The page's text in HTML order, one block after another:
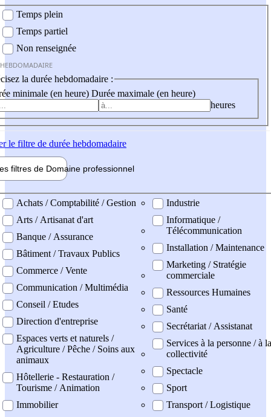
Temps plein
Temps partiel
Non renseignée
la durée hebdomadaire :
minimale (en heure) Durée maximale (en heure)
heures
le filtre de durée hebdomadaire
filtres de Domaine professionnel
professionel
Achats / Comptabilité / Gestion
Arts / Artisanat d'art
Banque / Assurance
Bâtiment / Travaux Publics
Commerce / Vente
Communication / Multimédia
Conseil / Etudes
Direction d'entreprise
Espaces verts et naturels /
Agriculture / Pêche / Soins aux
animaux
Hôtellerie - Restauration /
Tourisme / Animation
Immobilier
Industrie
Informatique /
Télécommunication
Installation / Maintenance
Marketing / Stratégie
commerciale
Ressources Humaines
Santé
Secrétariat / Assistanat
Services à la personne / à la
collectivité
Spectacle
Sport
Transport / Logistique